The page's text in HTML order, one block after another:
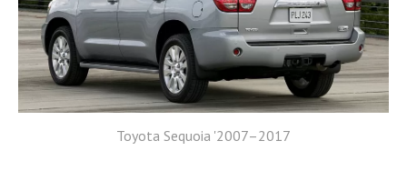
Toyota Sequoia '2007–2017